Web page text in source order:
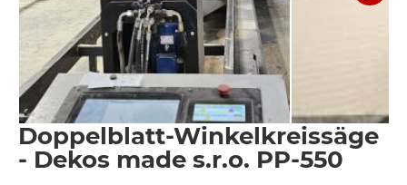
Doppelblatt-Winkelkreissäge
- Dekos made s.r.o. PP-550